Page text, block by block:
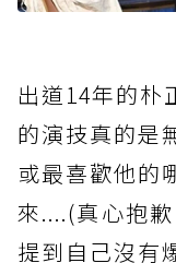
出道14年的朴
的演技真的是
或最喜歡他的
來....(真心抱
提到自己沒有